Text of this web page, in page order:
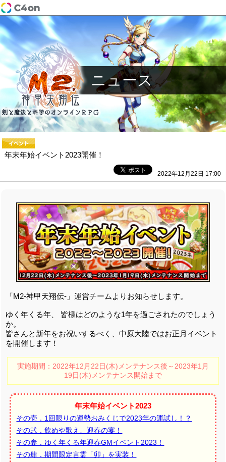
ニュース
年末年始イベント2023開催！
2022年12月22日 17:00
「M2-神甲天翔伝-」運営チームよりお知らせします。
ゆく年くる年、 皆様はどのような1年を過ごされたのでしょう
か。
皆さんと新年をお祝いするべく、中原大陸ではお正月イベント
を開催します！
実施期間：2022年12月22日(木)メンテナンス後～2023年1月
19日(木)メンテナンス開始まで
年末年始イベント2023
その壱．1回限りの運勢おみくじで2023年の運試し！？
その弐．飲めや歌え、迎春の宴！
その参．ゆく年くる年迎春GMイベント2023！
その肆．期間限定言霊「卯」を実装！